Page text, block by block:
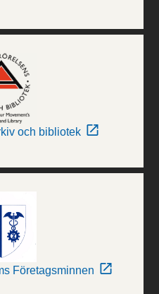
och bibliotek
Företagsminnen